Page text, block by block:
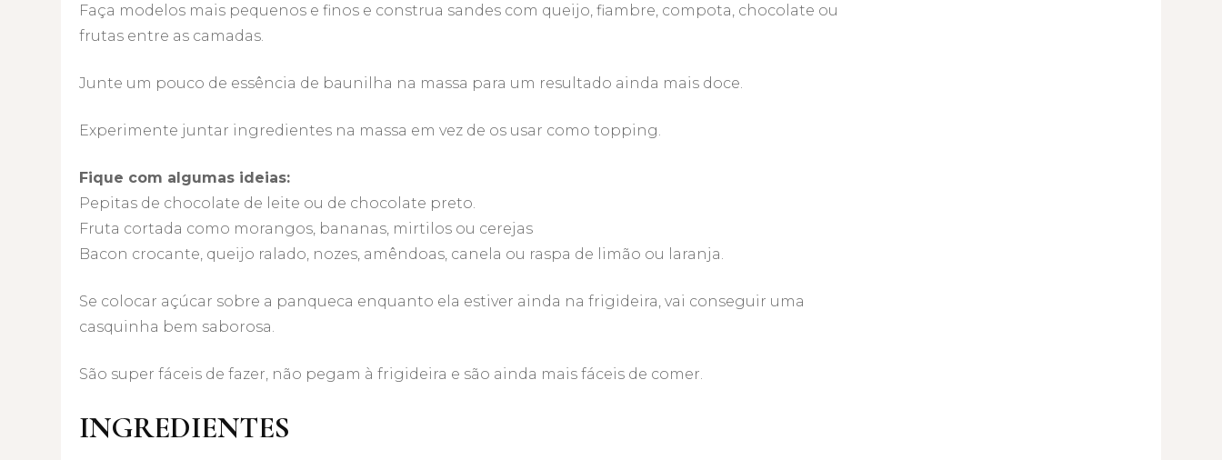
Faça modelos mais pequenos e finos e construa sandes com queijo, fiambre, compota, chocolate ou
frutas entre as camadas.
Junte um pouco de essência de baunilha na massa para um resultado ainda mais doce.
Experimente juntar ingredientes na massa em vez de os usar como topping.
Fique com algumas ideias:
Pepitas de chocolate de leite ou de chocolate preto.
Fruta cortada como morangos, bananas, mirtilos ou cerejas
Bacon crocante, queijo ralado, nozes, amêndoas, canela ou raspa de limão ou laranja.
Se colocar açúcar sobre a panqueca enquanto ela estiver ainda na frigideira, vai conseguir uma
casquinha bem saborosa.
São super fáceis de fazer, não pegam à frigideira e são ainda mais fáceis de comer.
INGREDIENTES